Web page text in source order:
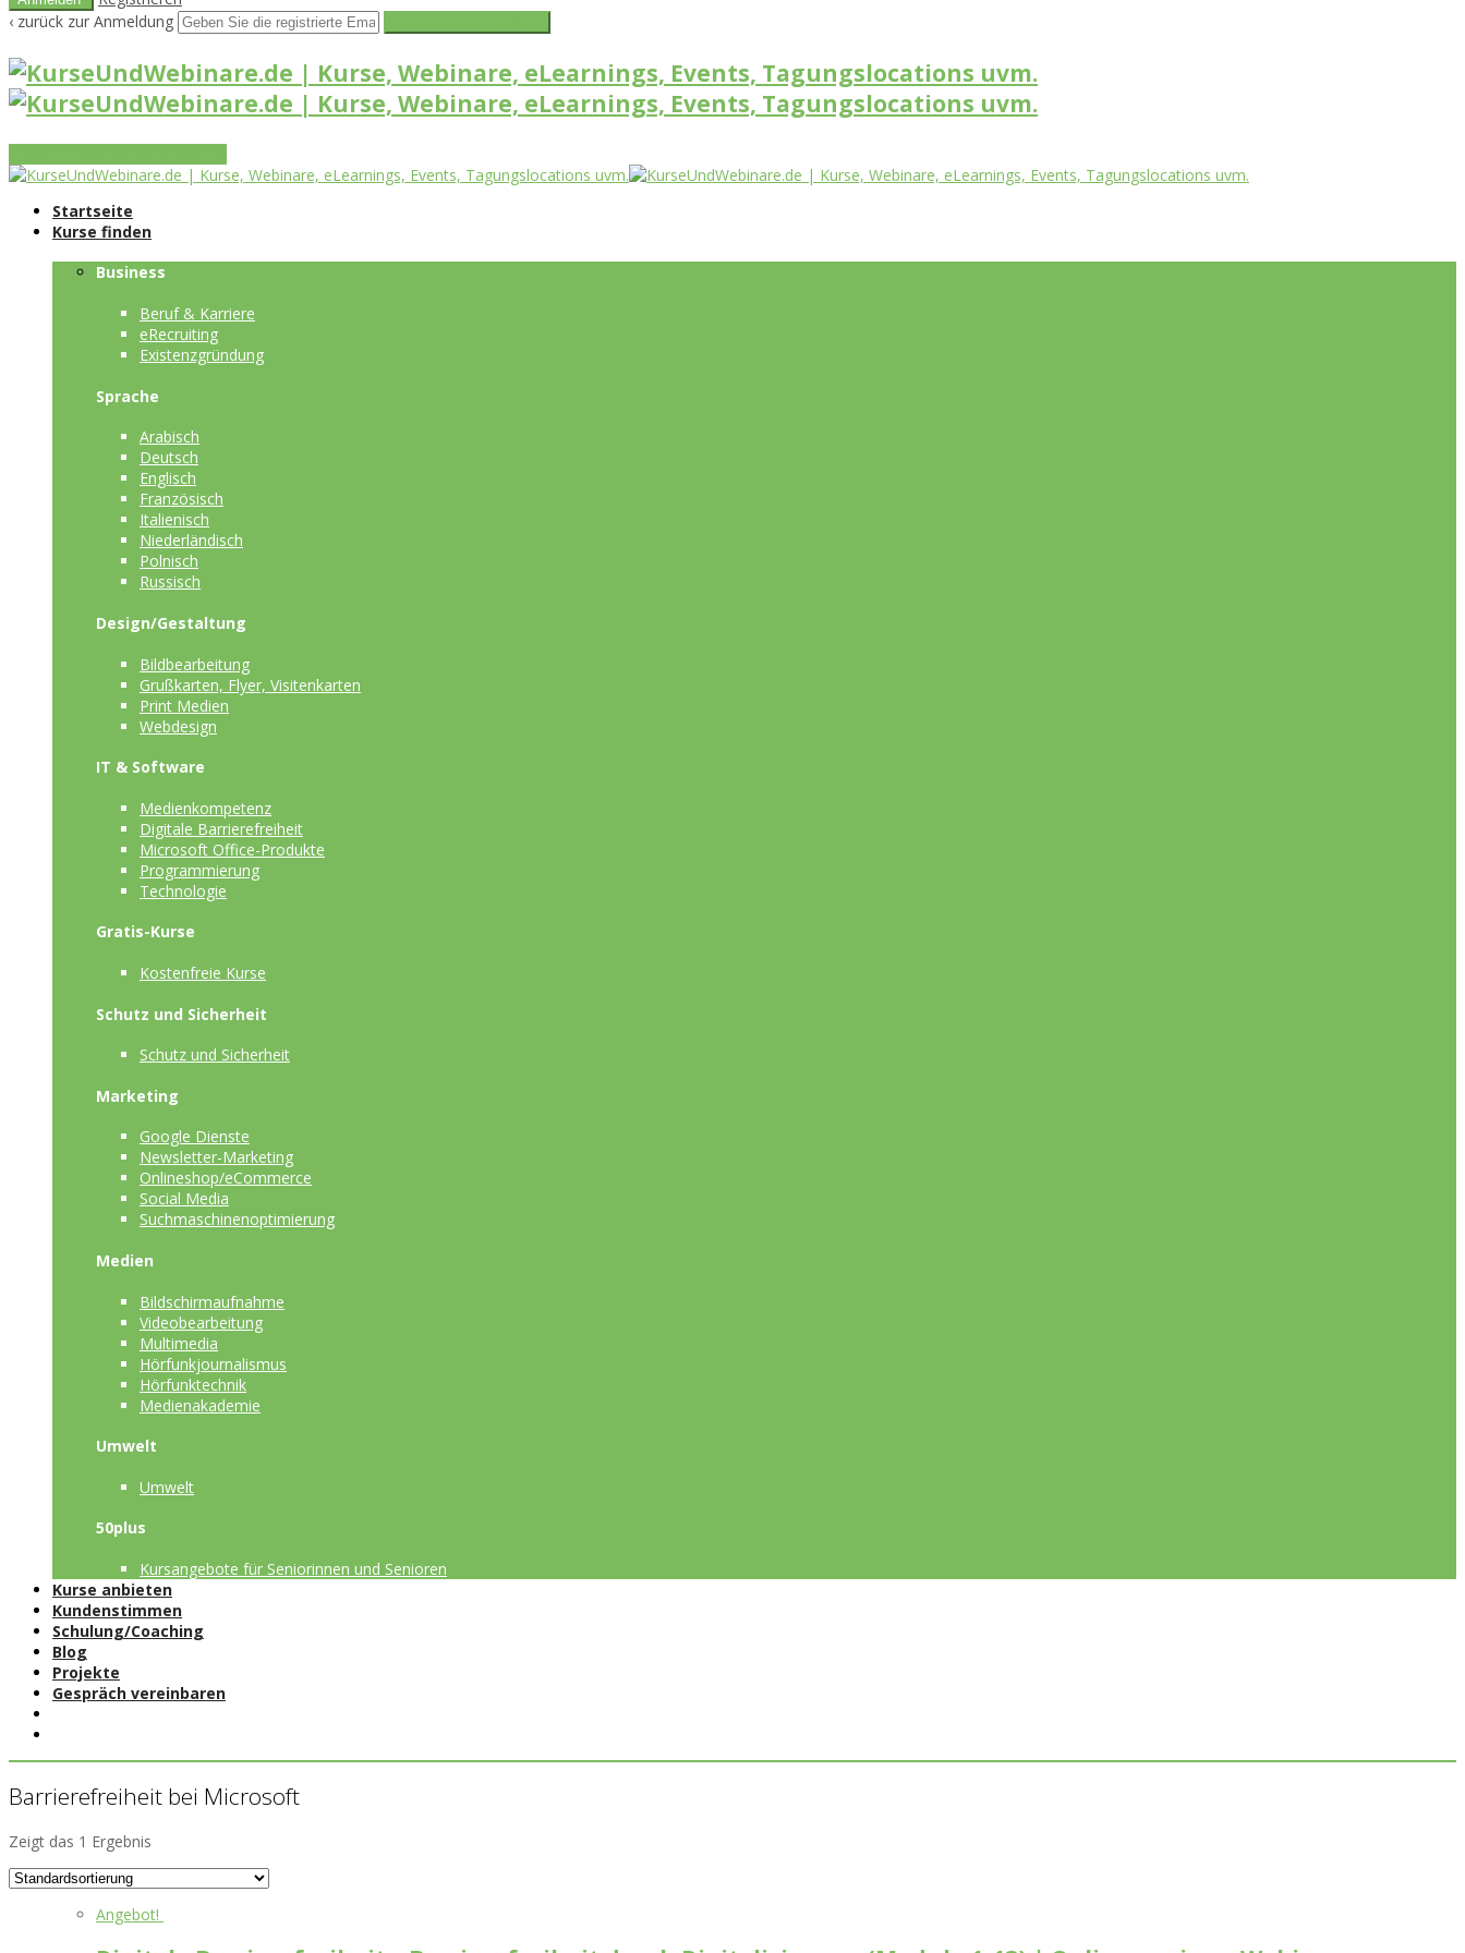
‹ zurück zur Anmeldung
Startseite
Kurse finden
Business
Beruf & Karriere
eRecruiting
Existenzgründung
Sprache
Arabisch
Deutsch
Englisch
Französisch
Italienisch
Niederländisch
Polnisch
Russisch
Design/Gestaltung
Bildbearbeitung
Grußkarten, Flyer, Visitenkarten
Print Medien
Webdesign
IT & Software
Medienkompetenz
Digitale Barrierefreiheit
Microsoft Office-Produkte
Programmierung
Technologie
Gratis-Kurse
Kostenfreie Kurse
Schutz und Sicherheit
Schutz und Sicherheit
Marketing
Google Dienste
Newsletter-Marketing
Onlineshop/eCommerce
Social Media
Suchmaschinenoptimierung
Medien
Bildschirmaufnahme
Videobearbeitung
Multimedia
Hörfunkjournalismus
Hörfunktechnik
Medienakademie
Umwelt
Umwelt
50plus
Kursangebote für Seniorinnen und Senioren
Kurse anbieten
Kundenstimmen
Schulung/Coaching
Blog
Projekte
Gespräch vereinbaren
Barrierefreiheit bei Microsoft
Zeigt das 1 Ergebnis
Angebot!